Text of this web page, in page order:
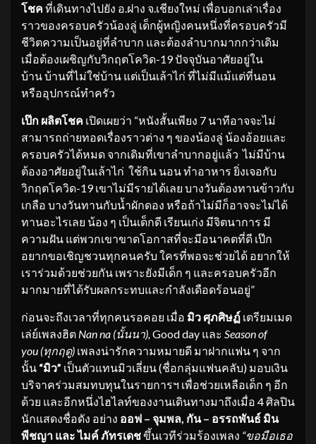
โชค ที่เดินทางไปยัง อ.ฝาง จ.เชียงใหม่ เพื่อบอกเล่าเรื่อง
ราวของครอบครัวน้องลู่ เด็กผู้หญิงคนหนึ่งที่ครอบครัวมี
ชีวิตความเป็นอยู่ที่ลำบาก และต้องลำบากมากกว่าเดิม
เมื่อต้องเผชิญกับวิกฤตโควิด-19 ปัจจุบันอาศัยอยู่ใน
บ้าน บ้านที่ไม่ใช่บ้าน แต่เป็นเล้าไก่ ที่ไม่มีแม้แต่ที่นอน
หรืออุปกรณ์ทำครัว
เป๊ก ผลิตโชค เปิดเผยว่า “หนังสั้นเพียง 7 นาทีอาจจะไม่
สามารถถ่ายทอดเรื่องราวต่าง ๆ ของน้องลู่ น้องอ้อยและ
ครอบครัวได้หมด จากเดิมที่เขาลำบากอยู่แล้ว ไม่มีบ้าน
ต้องอาศัยอยู่ในเล้าไก่ ใช้กิน นอน ทำอาหาร ยิ่งเจอกับ
วิกฤตโควิด-19 เขาไม่มีรายได้เลย บางวันต้องทานข้าวกับ
เกลือ บางวันทานกับน้ำผักดอง หรือถ้าไม่มีก็อาจจะไม่ได้
ทานอะไรเลย น้อง ๆ เป็นเด็กดี เรียนเก่ง มีจิตนาการ มี
ความฝัน แต่พวกเขาขาดโอกาสที่จะมีอนาคตที่ดี เป๊ก
อยากขอเชิญชวนทุกคนครับ ใครที่พอจะช่วยได้ อยากให้
เราร่วมด้วยช่วยกัน เพราะยังมีเด็ก ๆ และครอบครัวอีก
มากมายที่ได้รับผลกระทบและกำลังเดือดร้อนอยู่”
ก่อนจะถึงเวลาที่ทุกคนรอคอย เมื่อ มิว ศุภศิษฏ์ เตรียมเมด
เล่ย์เพลงฮิต Nan na (นั้นนา) Good day และ Season of
you (ทุกฤดู) เพลงน่ารักความหมายดี มาฝากแฟน ๆ จาก
นั้น “มิว” เป็นตัวแทนมิวเลี่ยน (ชื่อกลุ่มแฟนคลับ) มอบเงิน
บริจาคร่วมสมทบทุนในรายการฯ เพื่อช่วยเหลือเด็ก ๆ อีก
ด้วย และอีกหนึ่งไฮไลท์ของงานเดินทางมาถึงเมื่อ 4 ศิลปิน
นักแสดงชื่อดัง อย่าง ออฟ – จุมพล, กัน– อรรถพันธ์ มิน
พีชญา และไมค์ ภัทรเดชขึ้นเวทีร่วมร้องเพลง “ขอมือเธอ